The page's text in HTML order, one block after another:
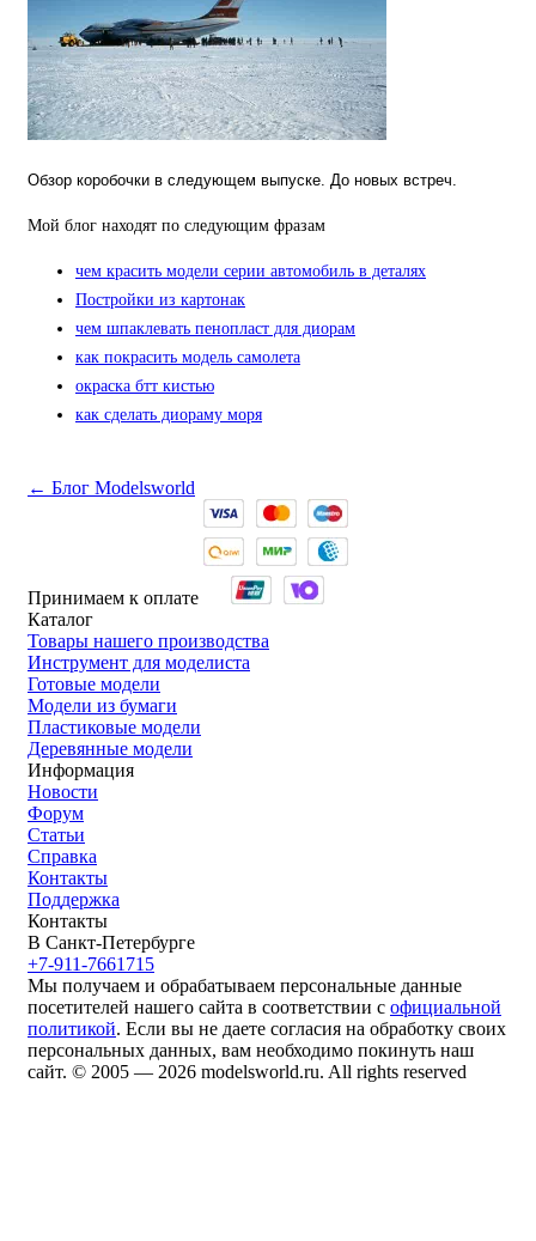
Обзор коробочки в следующем выпуске. До новых встреч.
Мой блог находят по следующим фразам
чем красить модели серии автомобиль в деталях
Постройки из картонак
чем шпаклевать пенопласт для диорам
как покрасить модель самолета
окраска бтт кистью
как сделать диораму моря
← Блог Modelsworld
Принимаем к оплате
Каталог
Товары нашего производства
Инструмент для моделиста
Готовые модели
Модели из бумаги
Пластиковые модели
Деревянные модели
Информация
Новости
Форум
Статьи
Справка
Контакты
Поддержка
Контакты
В Санкт-Петербурге
+7-911-7661715
Мы получаем и обрабатываем персональные данные
посетителей нашего сайта в соответствии с официальной
политикой. Если вы не даете согласия на обработку своих
персональных данных, вам необходимо покинуть наш
сайт. © 2005 — 2026 modelsworld.ru. All rights reserved